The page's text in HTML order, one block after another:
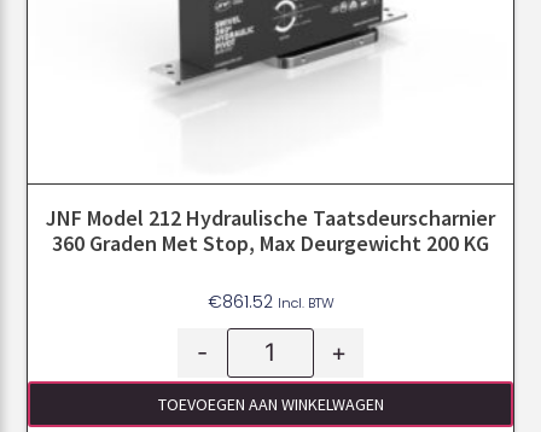
JNF Model 212 Hydraulische Taatsdeurscharnier
360 Graden Met Stop, Max Deurgewicht 200 KG
€861.52 Incl. BTW
- +
TOEVOEGEN AAN WINKELWAGEN